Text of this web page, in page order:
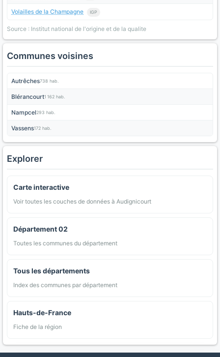
Volailles de la Champagne IGP
Source : Institut national de l'origine et de la qualite
Communes voisines
Autrêches738 hab.
Blérancourt1 162 hab.
Nampcel293 hab.
Vassens172 hab.
Explorer
Carte interactive
Voir toutes les couches de données à Audignicourt
Département 02
Toutes les communes du département
Tous les départements
Index des communes par département
Hauts-de-France
Fiche de la région